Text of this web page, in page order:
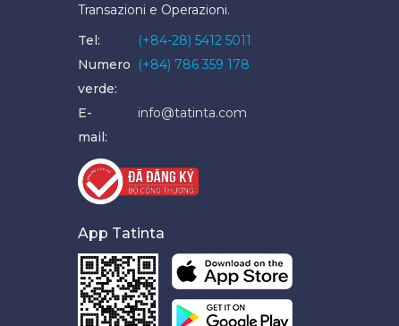
Transazioni e Operazioni.
Tel:
(+84-28) 5412 5011
Numero
verde:
(+84) 786 359 178
E-
mail:
info@tatinta.com
App Tatinta